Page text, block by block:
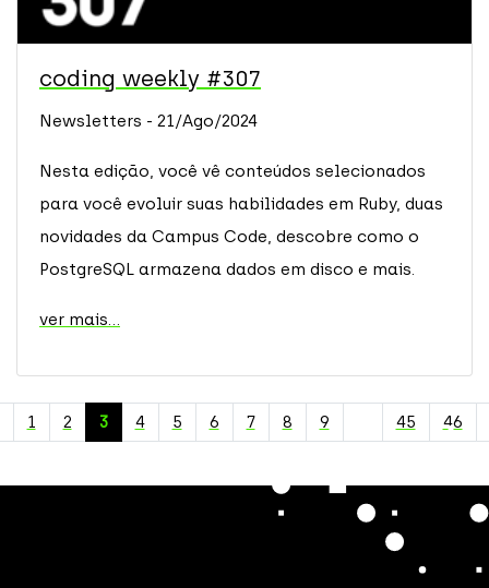
coding weekly #307
Newsletters - 21/Ago/2024
Nesta edição, você vê conteúdos selecionados
para você evoluir suas habilidades em Ruby, duas
novidades da Campus Code, descobre como o
PostgreSQL armazena dados em disco e mais.
ver mais...
1 2 3 4 5 6 7 8 9 45 46